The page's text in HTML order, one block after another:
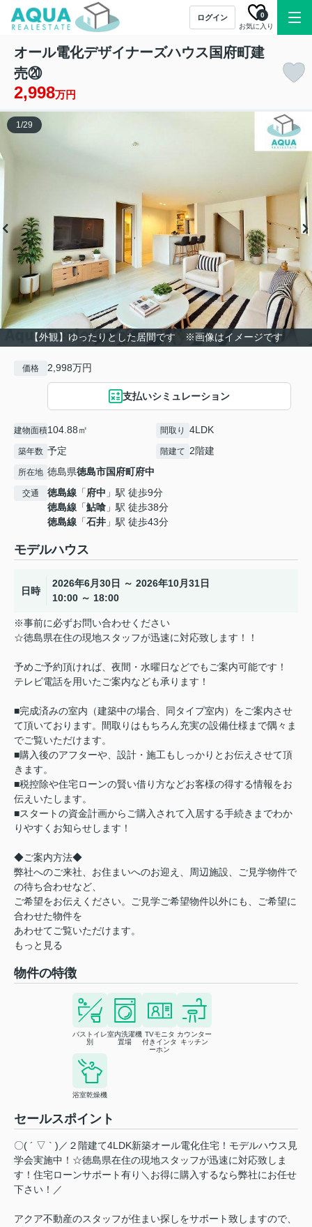
ログイン
お気に入り
0
オール電化デザイナーズハウス国府町建
売⑳
2,998万円
【外観】ゆったりとした居間です ※画像はイメージです
1/29
価格 2,998万円
支払いシミュレーション
建物面積104.88㎡ 間取り 4LDK
築年数 予定 階建て 2階建
所在地 徳島県徳島市国府町府中
交通 徳島線 「府中 」駅 徒歩9分
徳島線 「鮎喰 」駅 徒歩38分
徳島線 「石井 」駅 徒歩43分
モデルハウス
日時
2026年6月30日 ～ 2026年10月31日
10:00 ～ 18:00
※事前に必ずお問い合わせください
☆徳島県在住の現地スタッフが迅速に対応致します！！
予めご予約頂ければ、夜間・水曜日などでもご案内可能です！
テレビ電話を用いたご案内なども承ります！
■完成済みの室内（建築中の場合、同タイプ室内）をご案内させ
て頂いております。間取りはもちろん充実の設備仕様まで隅々ま
でご覧いただけます。
■購入後のアフターや、設計・施工もしっかりとお伝えさせて頂
きます。
■税控除や住宅ローンの賢い借り方などお客様の得する情報をお
伝えいたします。
■スタートの資金計画からご購入されて入居する手続きまでわか
りやすくお知らせします！
◆ご案内方法◆
弊社へのご来社、お住まいへのお迎え、周辺施設、ご見学物件で
の待ち合わせなど、
ご希望をお伝えください。ご見学ご希望物件以外にも、ご希望に
合わせた物件を
あわせてご覧いただけます。
もっと見る
物件の特徴
バストイレ
別
室内洗濯機
置場
TVモニタ
付きインタ
ーホン
カウンター
キッチン
浴室乾燥機
セールスポイント
〇( ´ ▽ ` )／２階建て4LDK新築オール電化住宅！モデルハウス見
学会実施中！☆徳島県在住の現地スタッフが迅速に対応致しま
す！住宅ローンサポート有り＼お得に購入するなら弊社にお任せ
下さい！／
アクア不動産のスタッフが住まい探しをサポート致しますので、